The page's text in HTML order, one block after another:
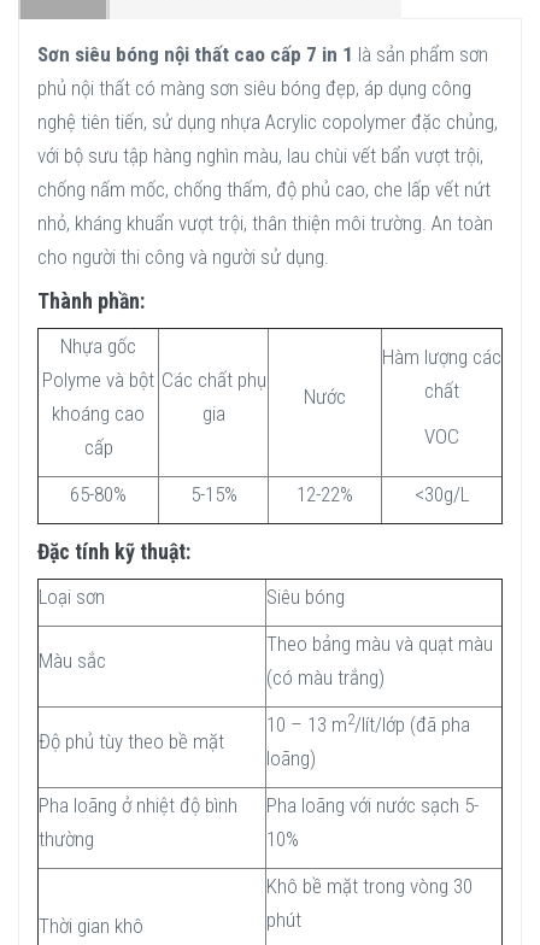
Sơn siêu bóng nội thất cao cấp 7 in 1 là sản phẩm sơn
phủ nội thất có màng sơn siêu bóng đẹp, áp dụng công
nghệ tiên tiến, sử dụng nhựa Acrylic copolymer đặc chủng,
với bộ sưu tập hàng nghìn màu, lau chùi vết bẩn vượt trội,
chống nấm mốc, chống thấm, độ phủ cao, che lấp vết nứt
nhỏ, kháng khuẩn vượt trội, thân thiện môi trường. An toàn
cho người thi công và người sử dụng.
Thành phần:
Nhựa gốc
Polyme và bột
khoáng cao
cấp
Các chất phụ
gia
Nước
Hàm lượng các
chất
VOC
65-80% 5-15% 12-22% <30g/L
Đặc tính kỹ thuật:
Loại sơn Siêu bóng
Màu sắc
Theo bảng màu và quạt màu
(có màu trắng)
Độ phủ tùy theo bề mặt
10 – 13 m2/lít/lớp (đã pha
loãng)
Pha loãng ở nhiệt độ bình
thường
Pha loãng với nước sạch 5-
10%
Thời gian khô
Khô bề mặt trong vòng 30
phút